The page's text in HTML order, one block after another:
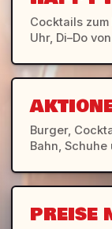
Cocktails zum
Uhr, Di–Do
Burger,
Bahn, Schuhe
PREISE